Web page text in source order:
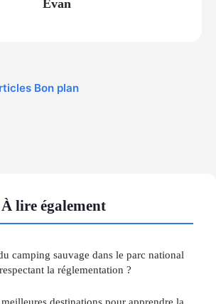
Évan
Bon plan
lire également
camping sauvage dans le parc national
la réglementation ?
destinations pour apprendre la